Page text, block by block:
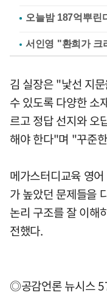
서인영 "환희가 크
김 실장은 "낯선 지
수 있도록 다양한 소
르고 정답 선지와 오
해야 한다"며 "꾸준
메가스터디교육 영
가 높았던 문제들을
논리 구조를 잘 이해
전했다.
◎공감언론 뉴시스